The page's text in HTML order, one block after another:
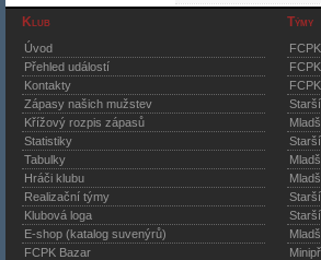
Klub
Úvod
Přehled událostí
Kontakty
Zápasy našich mužstev
Křížový rozpis zápasů
Statistiky
Tabulky
Hráči klubu
Realizační týmy
Klubová loga
E-shop (katalog suvenýrů)
FCPK Bazar
Týmy
FCPK